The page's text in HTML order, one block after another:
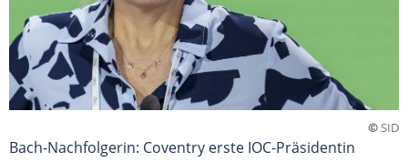
©SID
Bach-Nachfolgerin: Coventry erste IOC-Präsidentin